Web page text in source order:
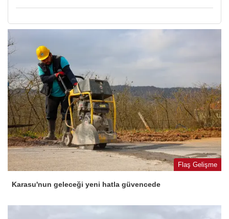
Flaş Gelişme
Karasu'nun geleceği yeni hatla güvencede